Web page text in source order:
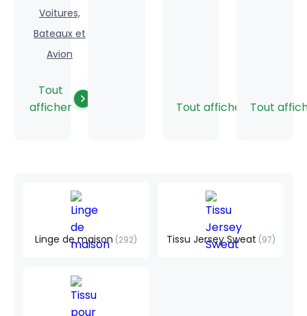
Voitures,
Bateaux et
Avion
Tout
afficher
Tout afficher Tout
Linge de maison 292 Tissu Jersey Sweat 97